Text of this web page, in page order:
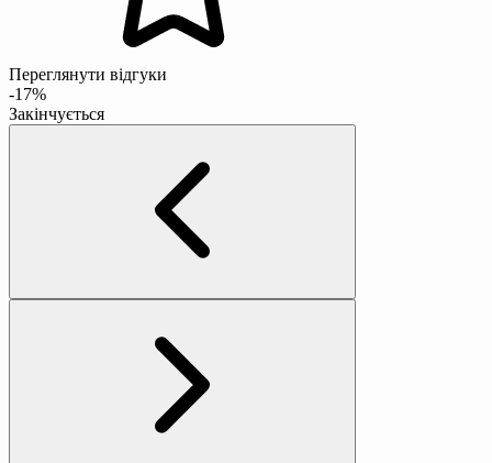
Переглянути відгуки
-17%
Закінчується